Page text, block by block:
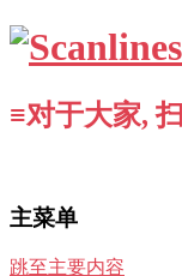
≡对于大家,
主菜单
跳至主要内容